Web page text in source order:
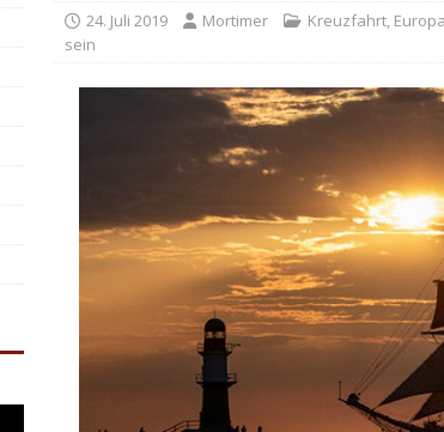
24. Juli 2019 Mortimer Kreuzfahrt, Europa
sein